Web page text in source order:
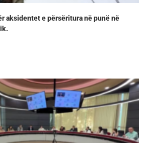
aksidentet e përsëritura në punë në